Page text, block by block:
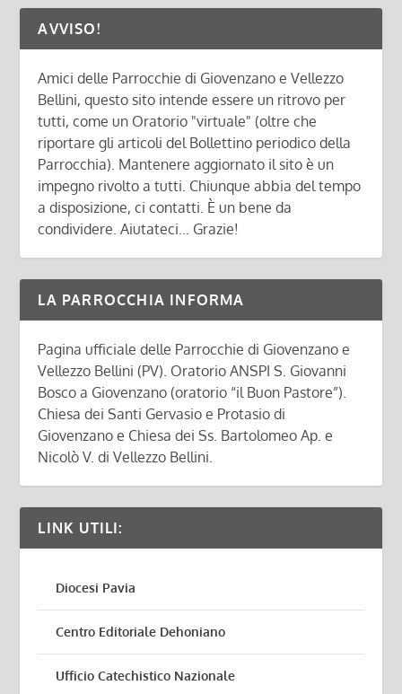
AVVISO!
Amici delle Parrocchie di Giovenzano e Vellezzo
Bellini, questo sito intende essere un ritrovo per
tutti, come un Oratorio "virtuale" (oltre che
riportare gli articoli del Bollettino periodico della
Parrocchia). Mantenere aggiornato il sito è un
impegno rivolto a tutti. Chiunque abbia del tempo
a disposizione, ci contatti. È un bene da
condividere. Aiutateci... Grazie!
LA PARROCCHIA INFORMA
Pagina ufficiale delle Parrocchie di Giovenzano e
Vellezzo Bellini (PV). Oratorio ANSPI S. Giovanni
Bosco a Giovenzano (oratorio “il Buon Pastore”).
Chiesa dei Santi Gervasio e Protasio di
Giovenzano e Chiesa dei Ss. Bartolomeo Ap. e
Nicolò V. di Vellezzo Bellini.
LINK UTILI:
Diocesi Pavia
Centro Editoriale Dehoniano
Ufficio Catechistico Nazionale